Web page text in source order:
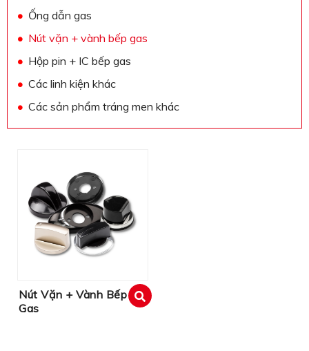
Ống dẫn gas
Nút vặn + vành bếp gas
Hộp pin + IC bếp gas
Các linh kiện khác
Các sản phẩm tráng men khác
Nút Vặn + Vành Bếp
Gas